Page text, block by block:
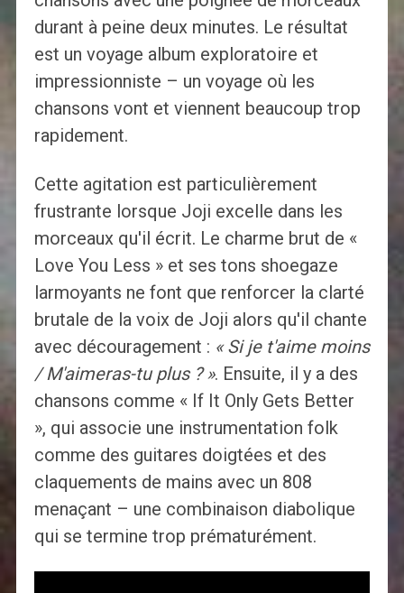
durant à peine deux minutes. Le résultat
est un voyage album exploratoire et
impressionniste – un voyage où les
chansons vont et viennent beaucoup trop
rapidement.
Cette agitation est particulièrement
frustrante lorsque Joji excelle dans les
morceaux qu'il écrit. Le charme brut de «
Love You Less » et ses tons shoegaze
larmoyants ne font que renforcer la clarté
brutale de la voix de Joji alors qu'il chante
avec découragement : « Si je t'aime moins
/ M'aimeras-tu plus ? ». Ensuite, il y a des
chansons comme « If It Only Gets Better
», qui associe une instrumentation folk
comme des guitares doigtées et des
claquements de mains avec un 808
menaçant – une combinaison diabolique
qui se termine trop prématurément.